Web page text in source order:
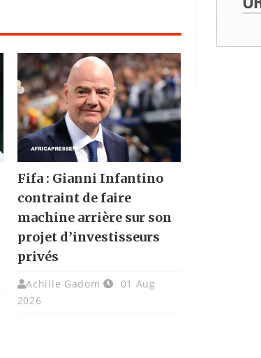
Fifa : Gianni Infantino
contraint de faire
machine arrière sur son
projet d’investisseurs
privés
Achille Gadom
01 Aug
2026